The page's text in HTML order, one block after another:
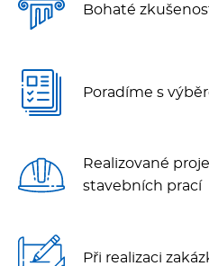
Bohaté
Poradíme s
Realizované
stavebních prací
Při realizaci